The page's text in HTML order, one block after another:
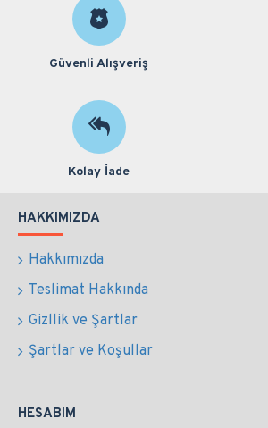
Güvenli Alışveriş
Kolay İade
HAKKIMIZDA
Hakkımızda
Teslimat Hakkında
Gizllik ve Şartlar
Şartlar ve Koşullar
HESABIM